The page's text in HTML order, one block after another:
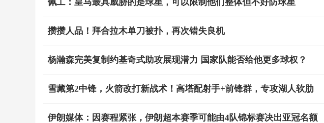
佩工：皇马最具威胁的是球星，可以限制他们整体但不好防球星
攒攒人品！拜合拉木单刀被扑，再次错失良机
杨瀚森完美复制约基奇式助攻展现潜力 国家队能否给他更多球权？
雪藏第2中锋，火箭改打新战术！高塔配射手+前锋群，专攻湖人软肋
伊朗媒体：因赛程紧张，伊朗超本赛季可能由4队锦标赛决出亚冠名额